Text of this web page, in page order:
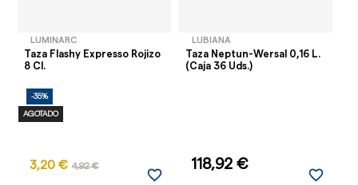
LUMINARC
Taza Flashy Expresso Rojizo
8 Cl.
-35%
AGOTADO
3,20 € 4,92 €
favorite_border
LUBIANA
Taza Neptun-Wersal 0,16 L.
(Caja 36 Uds.)
118,92 €
favorite_border